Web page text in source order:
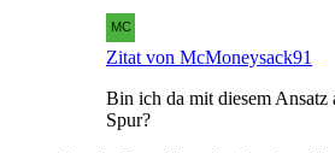
Zitat von McMoneysack91
Bin ich da mit diesem Ansatz
Spur?